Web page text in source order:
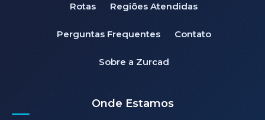
Rotas Regiões Atendidas
Perguntas Frequentes Contato
Sobre a Zurcad
Onde Estamos